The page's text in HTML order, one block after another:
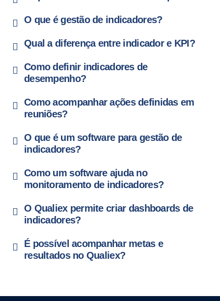
O que é gestão de indicadores?
Qual a diferença entre indicador e KPI?
Como definir indicadores de
desempenho?
Como acompanhar ações definidas em
reuniões?
O que é um software para gestão de
indicadores?
Como um software ajuda no
monitoramento de indicadores?
O Qualiex permite criar dashboards de
indicadores?
É possível acompanhar metas e
resultados no Qualiex?